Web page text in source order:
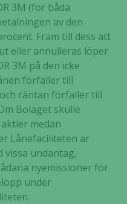
3M (för båda
av den
Fram till dess att
eller annulleras löper
3M på den icke
förfaller till
räntan förfaller till
Bolaget skulle
medan
Lånefaciliteten är
vissa undantag,
nyemissioner för
under